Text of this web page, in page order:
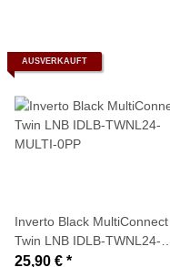
AUSVERKAUFT
Inverto Black MultiConnect
Twin LNB IDLB-TWNL24-
MULTI-0PP
25,90 € *